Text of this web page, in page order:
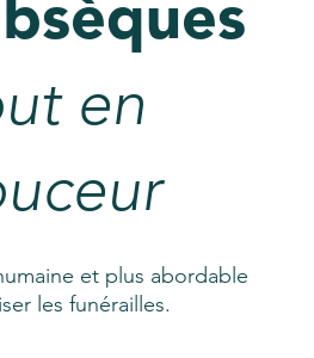
en
et plus abordable
les funérailles.